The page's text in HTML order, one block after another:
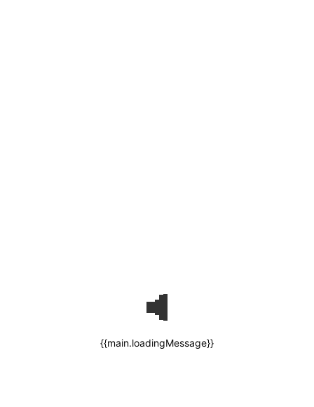
{{main.loadingMessage}}